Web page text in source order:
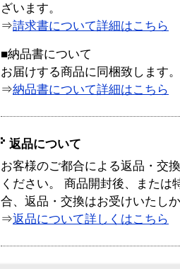
ざいます。
⇒請求書について詳細はこちら
■納品書について
お届けする商品に同梱致します。
⇒納品書について詳細はこちら
返品について
お客様のご都合による返品・交
ください。 商品開封後、または
合、返品・交換はお受けいたし
⇒返品について詳しくはこちら